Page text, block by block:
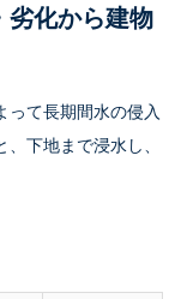
劣化から建物
って長期間水の侵入
下地まで浸水し、